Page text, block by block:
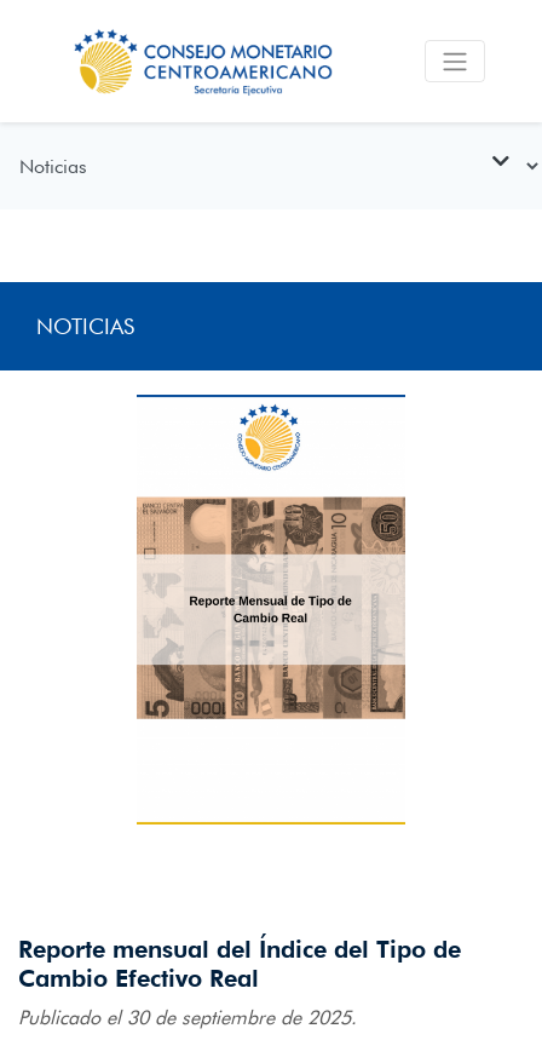
NOTICIAS
Reporte mensual del Índice del Tipo de
Cambio Efectivo Real
Publicado el 30 de septiembre de 2025.